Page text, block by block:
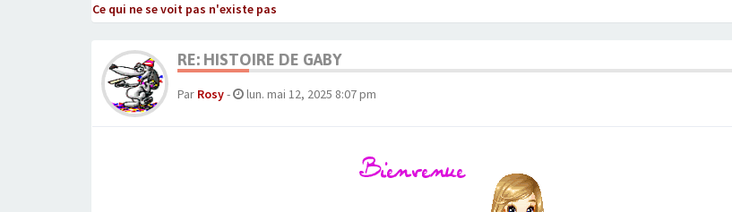
Ce qui ne se voit pas n'existe pas
RE: HISTOIRE DE GABY
Par Rosy- lun. mai 12, 2025 8:07 pm